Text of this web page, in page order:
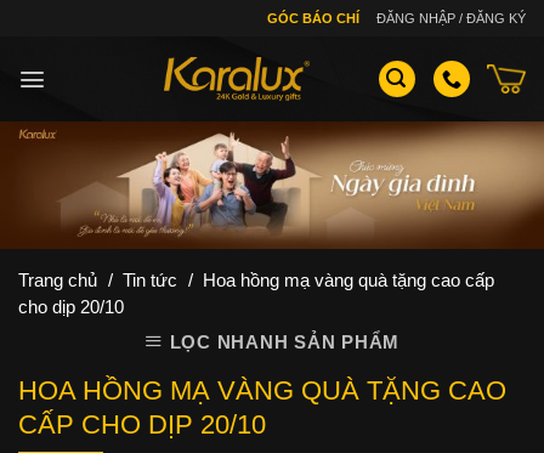
GÓC BÁO CHÍ ĐĂNG NHẬP / ĐĂNG KÝ
Trang chủ / Tin tức / Hoa hồng mạ vàng quà tặng cao cấp
cho dịp 20/10
LỌC NHANH SẢN PHẨM
HOA HỒNG MẠ VÀNG QUÀ TẶNG CAO
CẤP CHO DỊP 20/10